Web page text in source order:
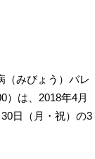
（みびょう）バレ
）は、2018年4月
日（月・祝）の3